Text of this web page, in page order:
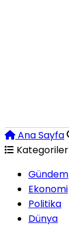
Ana Sayfa
Kategoriler
Gündem
Ekonomi
Politika
Dünya